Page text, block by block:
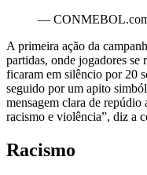
—
A primeira ação da
partidas, onde jogadores
ficaram em silêncio por 20
seguido por um apito
mensagem clara de repúdio
racismo e violência”, diz a
Racismo